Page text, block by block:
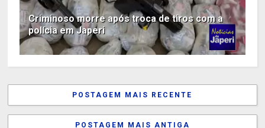
Criminoso morre após troca de tiros com a
polícia em Japeri
POSTAGEM MAIS RECENTE
POSTAGEM MAIS ANTIGA